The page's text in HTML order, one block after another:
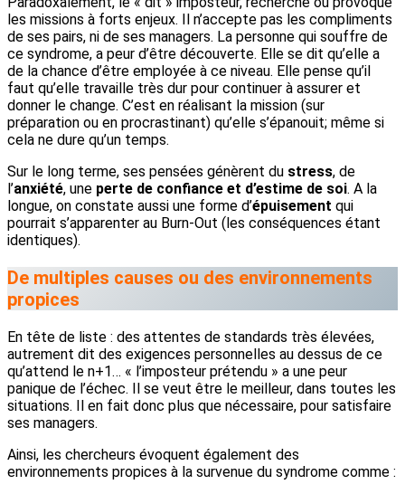
les missions à forts enjeux. Il n’accepte pas les compliments
de ses pairs, ni de ses managers. La personne qui souffre de
ce syndrome, a peur d’être découverte. Elle se dit qu’elle a
de la chance d’être employée à ce niveau. Elle pense qu’il
faut qu’elle travaille très dur pour continuer à assurer et
donner le change. C’est en réalisant la mission (sur
préparation ou en procrastinant) qu’elle s’épanouit; même si
cela ne dure qu’un temps.
Sur le long terme, ses pensées génèrent du stress, de
l’anxiété, une perte de confiance et d’estime de soi. A la
longue, on constate aussi une forme d’épuisement qui
pourrait s’apparenter au Burn-Out (les conséquences étant
identiques).
De multiples causes ou des environnements
propices
En tête de liste : des attentes de standards très élevées,
autrement dit des exigences personnelles au dessus de ce
qu’attend le n+1… « l’imposteur prétendu » a une peur
panique de l’échec. Il se veut être le meilleur, dans toutes les
situations. Il en fait donc plus que nécessaire, pour satisfaire
ses managers.
Ainsi, les chercheurs évoquent également des
environnements propices à la survenue du syndrome comme :